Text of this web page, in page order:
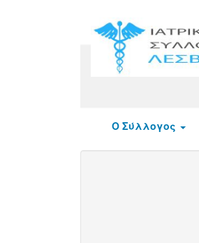
Ο Σύλλογος